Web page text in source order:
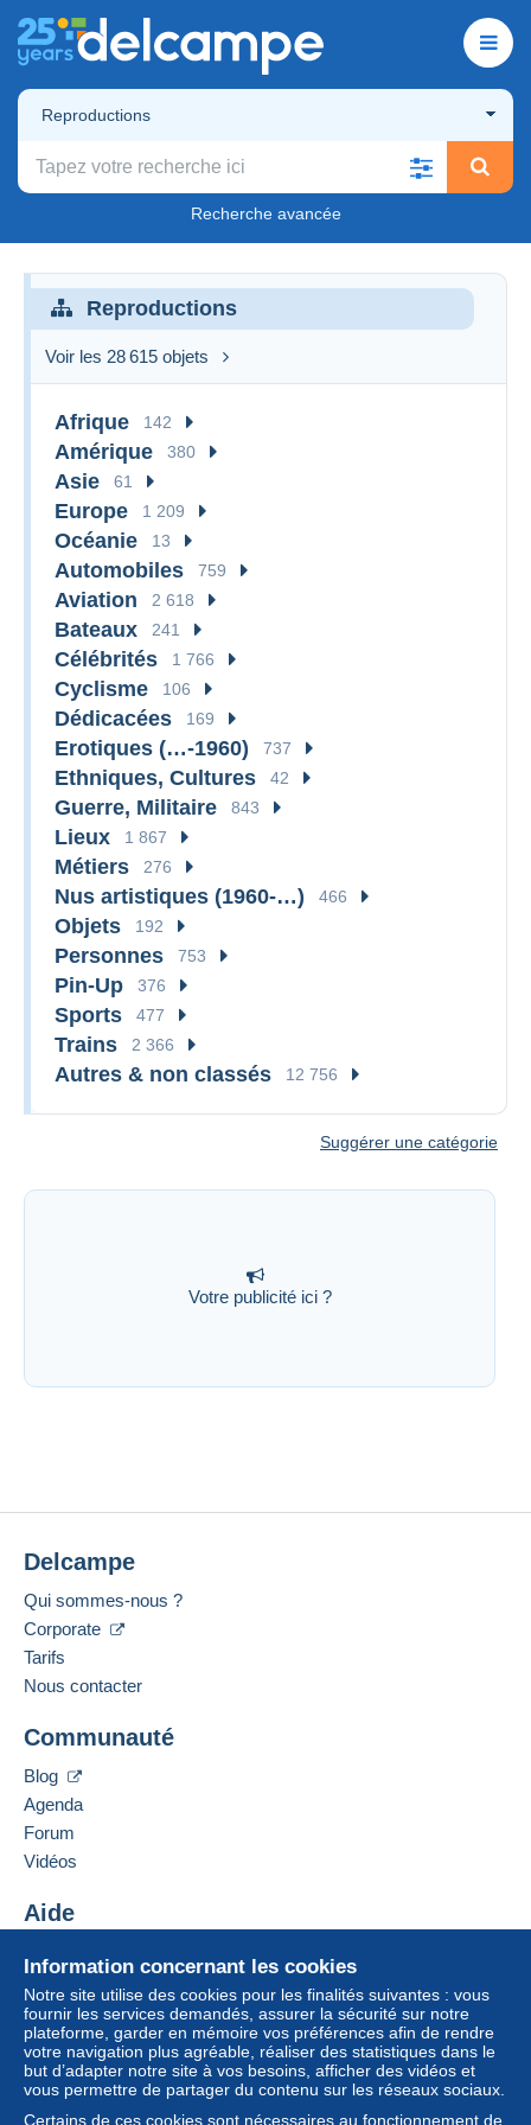
Reproductions
Recherche avancée
Votre publicité ici ?
Reproductions
Voir les 28 615 objets
Afrique 142
Amérique 380
Asie 61
Europe 1 209
Océanie 13
Automobiles 759
Aviation 2 618
Bateaux 241
Célébrités 1 766
Cyclisme 106
Dédicacées 169
Erotiques (…-1960) 737
Ethniques, Cultures 42
Guerre, Militaire 843
Lieux 1 867
Métiers 276
Nus artistiques (1960-…) 466
Objets 192
Personnes 753
Pin-Up 376
Sports 477
Trains 2 366
Autres & non classés 12 756
Suggérer une catégorie
Information concernant les cookies
Notre site utilise des cookies pour les finalités suivantes : vous
fournir les services demandés, assurer la sécurité sur notre
plateforme, garder en mémoire vos préférences afin de rendre
votre navigation plus agréable, réaliser des statistiques dans le
but d’adapter notre site à vos besoins, afficher des vidéos et
vous permettre de partager du contenu sur les réseaux sociaux.
Certains de ces cookies sont nécessaires au fonctionnement de
Delcampe
Qui sommes-nous ?
Corporate
Tarifs
Nous contacter
Communauté
Blog
Agenda
Forum
Vidéos
Aide
Acheter sur Delcampe
Vendre sur Delcampe
Un site sécurisé